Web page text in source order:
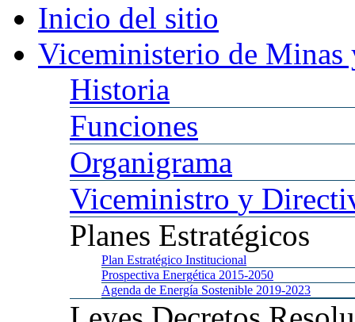
Inicio del sitio
Viceministerio de Minas
Historia
Funciones
Organigrama
Viceministro y
Planes Estratégicos
Plan Estratégico Institucional
Prospectiva Energética 2015-2050
Agenda de Energía Sostenible 2019-2023